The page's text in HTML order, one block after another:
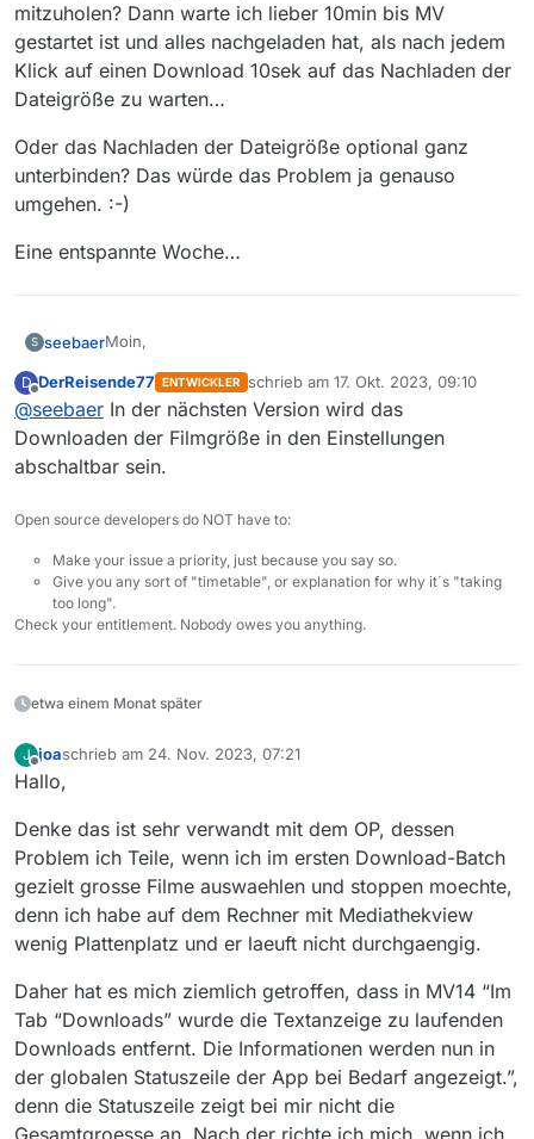
mitzuholen? Dann warte ich lieber 10min bis MV
gestartet ist und alles nachgeladen hat, als nach jedem
Klick auf einen Download 10sek auf das Nachladen der
Dateigröße zu warten…
Oder das Nachladen der Dateigröße optional ganz
unterbinden? Das würde das Problem ja genauso
umgehen. :-)
Eine entspannte Woche…
S seebaerMoin,
kleine Randnotiz:
Je “schlechter” die Internet-Anbindung ist, umso
größer ist die Verzögerung mit der Anzeige der
Datengröße. Was natürlich vollkommen Sinn macht,
nachgeladen wird. Ich denke, da stellt mir die Latenz
in die Stadt ziehen ;-)
Gäbe es vllt die Chance eine Option einzubauen, die
Filmliste mitzuholen? Dann warte ich lieber 10min bis
jedem Klick auf einen Download 10sek auf das
Nachladen der Dateigröße zu warten…
Oder das Nachladen der Dateigröße optional ganz
umgehen. :-)
Eine entspannte Woche…
D
Offline
DerReisende77 ENTWICKLER schrieb am 17. Okt. 2023, 09:10
zuletzt editiert von
@seebaer In der nächsten Version wird das
Downloaden der Filmgröße in den Einstellungen
abschaltbar sein.
Open source developers do NOT have to:
Make your issue a priority, just because you say so.
Give you any sort of "timetable", or explanation for why it´s "taking
too long".
Check your entitlement. Nobody owes you anything.
etwa einem Monat später
J
Offline
joaschrieb am 24. Nov. 2023, 07:21
zuletzt editiert von
Hallo,
Denke das ist sehr verwandt mit dem OP, dessen
Problem ich Teile, wenn ich im ersten Download-Batch
gezielt grosse Filme auswaehlen und stoppen moechte,
denn ich habe auf dem Rechner mit Mediathekview
wenig Plattenplatz und er laeuft nicht durchgaengig.
Daher hat es mich ziemlich getroffen, dass in MV14 “Im
Tab “Downloads” wurde die Textanzeige zu laufenden
Downloads entfernt. Die Informationen werden nun in
der globalen Statuszeile der App bei Bedarf angezeigt.”,
denn die Statuszeile zeigt bei mir nicht die
Gesamtgroesse an. Nach der richte ich mich, wenn ich